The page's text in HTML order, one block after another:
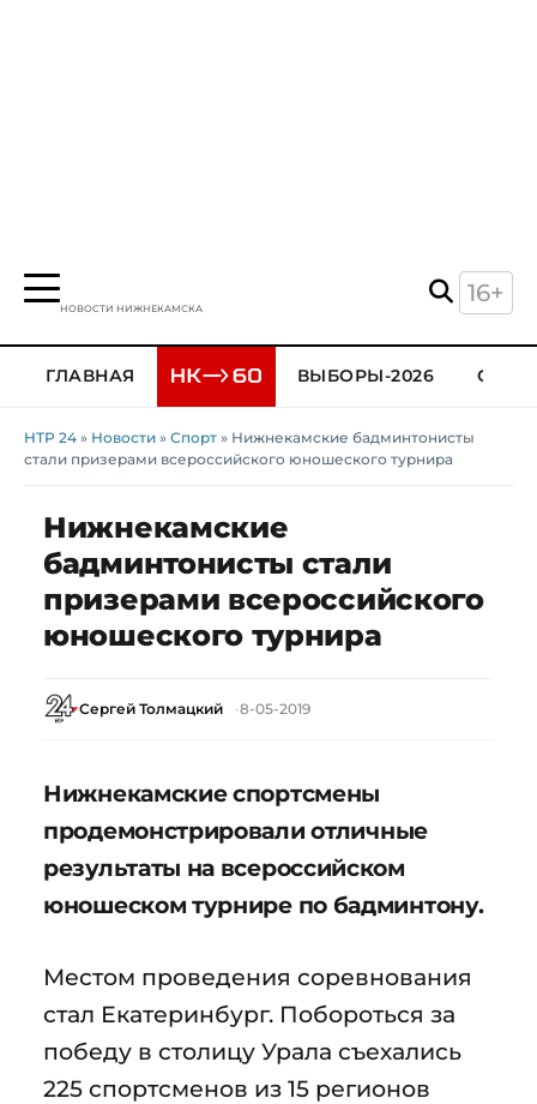
НОВОСТИ НИЖНЕКАМСКА
16+
ГЛАВНАЯ ВЫБОРЫ-2026
НТР 24 » Новости » Спорт » Нижнекамские бадминтонисты
стали призерами всероссийского юношеского турнира
Нижнекамские
бадминтонисты стали
призерами всероссийского
юношеского турнира
Сергей Толмацкий 8-05-2019
Нижнекамские спортсмены
продемонстрировали отличные
результаты на всероссийском
юношеском турнире по бадминтону.
Местом проведения соревнования
стал Екатеринбург. Побороться за
победу в столицу Урала съехались
225 спортсменов из 15 регионов